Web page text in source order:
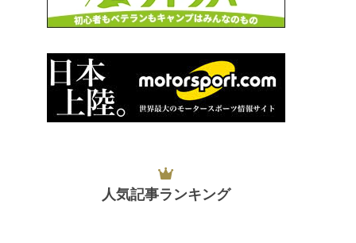
人気記事ランキング